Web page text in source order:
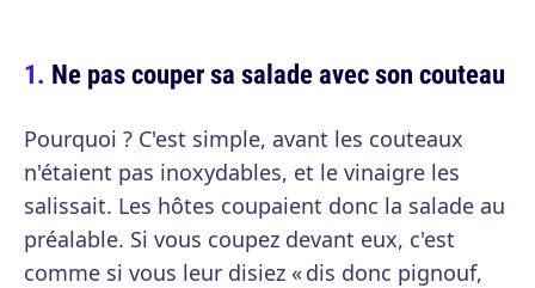
Ne pas couper sa salade avec son couteau
Pourquoi ? C'est simple, avant les couteaux
n'étaient pas inoxydables, et le vinaigre les
salissait. Les hôtes coupaient donc la salade au
préalable. Si vous coupez devant eux, c'est
comme si vous leur disiez « dis donc pignouf,